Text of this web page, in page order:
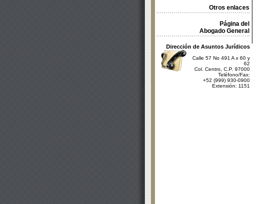
Otros enlaces
Página del
Abogado General
Dirección de Asuntos Jurídicos
Calle 57 No 491 A x 60 y
62
Col. Centro, C.P. 97000
Teléfono/Fax:
+52 (999) 930-0900
Extensión: 1151